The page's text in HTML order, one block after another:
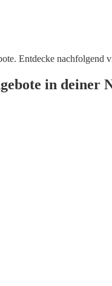
Entdecke nachfolgend
in deiner